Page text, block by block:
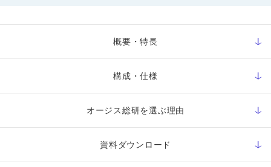
概要・特長
構成・仕様
オージス総研を選ぶ理由
資料ダウンロード